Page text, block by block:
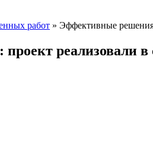
работ » Эффективные
реализовали в